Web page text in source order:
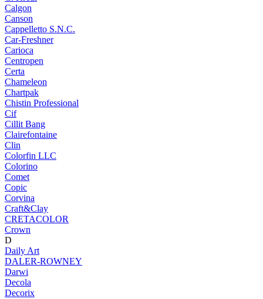
Calgon
Canson
Cappelletto S.N.C.
Car-Freshner
Carioca
Centropen
Certa
Chameleon
Chartpak
Chistin Professional
Cif
Cillit Bang
Clairefontaine
Clin
Colorfin LLC
Colorino
Comet
Copic
Corvina
Craft&Clay
CRETACOLOR
Crown
D
Daily Art
DALER-ROWNEY
Darwi
Decola
Decorix